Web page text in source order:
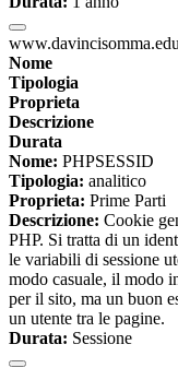
Nome
Tipologia
Proprieta
Descrizione
Durata
Nome: PHPSESSID
Tipologia: analitico
Proprieta: Prime Parti
Descrizione: Cookie
PHP. Si tratta di un
le variabili di sessione
modo casuale, il modo
per il sito, ma un buon
un utente tra le pagine.
Durata: Sessione